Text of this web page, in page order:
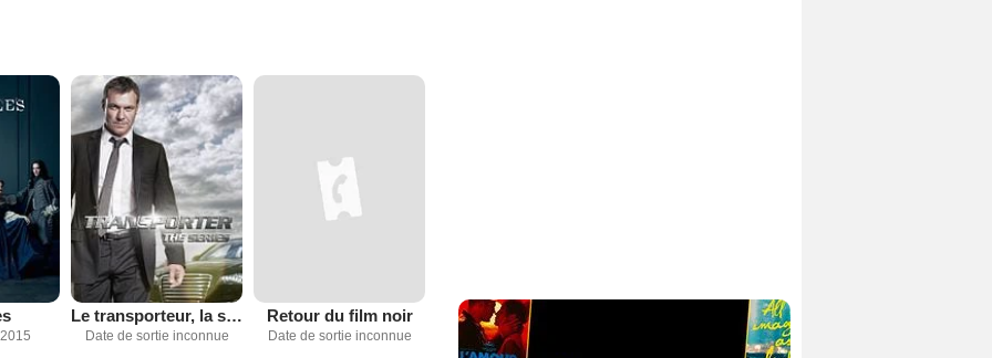
Le transporteur, la série
Date de sortie inconnue
Retour du film noir
Date de sortie inconnue